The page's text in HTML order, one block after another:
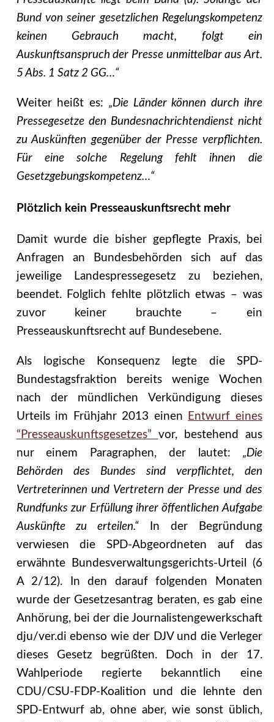
Bund von seiner gesetzlichen Regelungskompetenz
keinen Gebrauch macht, folgt ein
Auskunftsanspruch der Presse unmittelbar aus Art.
5 Abs. 1 Satz 2 GG…“
Weiter heißt es: „Die Länder können durch ihre
Pressegesetze den Bundesnachrichtendienst nicht
zu Auskünften gegenüber der Presse verpflichten.
Für eine solche Regelung fehlt ihnen die
Gesetzgebungskompetenz…“
Plötzlich kein Presseauskunftsrecht mehr
Damit wurde die bisher gepflegte Praxis, bei
Anfragen an Bundesbehörden sich auf das
jeweilige Landespressegesetz zu beziehen,
beendet. Folglich fehlte plötzlich etwas – was
zuvor keiner brauchte – ein
Presseauskunftsrecht auf Bundesebene.
Als logische Konsequenz legte die SPD-
Bundestagsfraktion bereits wenige Wochen
nach der mündlichen Verkündigung dieses
Urteils im Frühjahr 2013 einen
Entwurf eines
“Presseauskunftsgesetzes” vor, bestehend aus
nur einem Paragraphen, der lautet: „Die
Behörden des Bundes sind verpflichtet, den
Vertreterinnen und Vertretern der Presse und des
Rundfunks zur Erfüllung ihrer öffentlichen Aufgabe
Auskünfte zu erteilen.“ In der Begründung
verwiesen die SPD-Abgeordneten auf das
erwähnte Bundesverwaltungsgerichts-Urteil (6
A 2/12). In den darauf folgenden Monaten
wurde der Gesetzesantrag beraten, es gab eine
Anhörung, bei der die Journalistengewerkschaft
dju/ver.di ebenso wie der DJV und die Verleger
dieses Gesetz begrüßten. Doch in der 17.
Wahlperiode regierte bekanntlich eine
CDU/CSU-FDP-Koalition und die lehnte den
SPD-Entwurf ab, ohne aber, wie sonst üblich,